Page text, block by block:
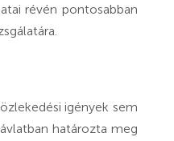
révén pontosabban
igények sem
határozta meg